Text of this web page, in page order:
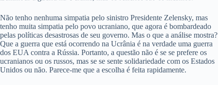
Não tenho nenhuma simpatia pelo sinistro Presidente Zelensky, mas
tenho muita simpatia pelo povo ucraniano, que agora é bombardeado
pelas políticas desastrosas de seu governo. Mas o que a análise mostra?
Que a guerra que está ocorrendo na Ucrânia é na verdade uma guerra
dos EUA contra a Rússia. Portanto, a questão não é se se prefere os
ucranianos ou os russos, mas se se sente solidariedade com os Estados
Unidos ou não. Parece-me que a escolha é feita rapidamente.